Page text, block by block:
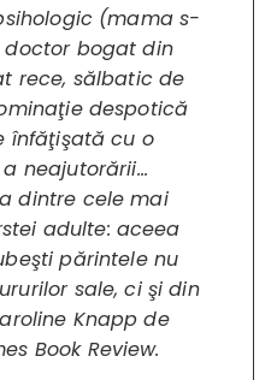
(mama s-
bogat din
rece, sălbatic de
despotică
înfăţişată cu o
neajutorării…
dintre cele mai
adulte: aceea
părintele nu
sale, ci şi din
Knapp de
Book Review.